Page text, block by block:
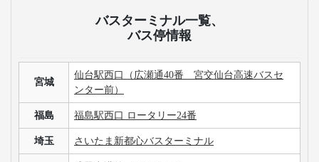
バスターミナル一覧、
バス停情報
宮城
仙台駅西口（広瀬通40番 宮交仙台高速バスセ
ンター前）
福島 福島駅西口 ロータリー24番
埼玉 さいたま新都心バスターミナル